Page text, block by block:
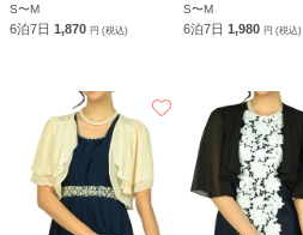
S〜M
6泊7日 1,870 円 (税込)
S〜M
6泊7日1,980円 (税込)